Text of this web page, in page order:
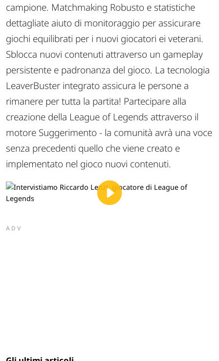
campione. Matchmaking Robusto e statistiche
dettagliate aiuto di monitoraggio per assicurare
giochi equilibrati per i nuovi giocatori ei veterani.
Sblocca nuovi contenuti attraverso un gameplay
persistente e padronanza del gioco. La tecnologia
LeaverBuster integrato assicura le persone a
rimanere per tutta la partita! Partecipare alla
creazione della League of Legends attraverso il
motore Suggerimento - la comunità avrà una voce
senza precedenti quello che viene creato e
implementato nel gioco nuovi contenuti.
ADV